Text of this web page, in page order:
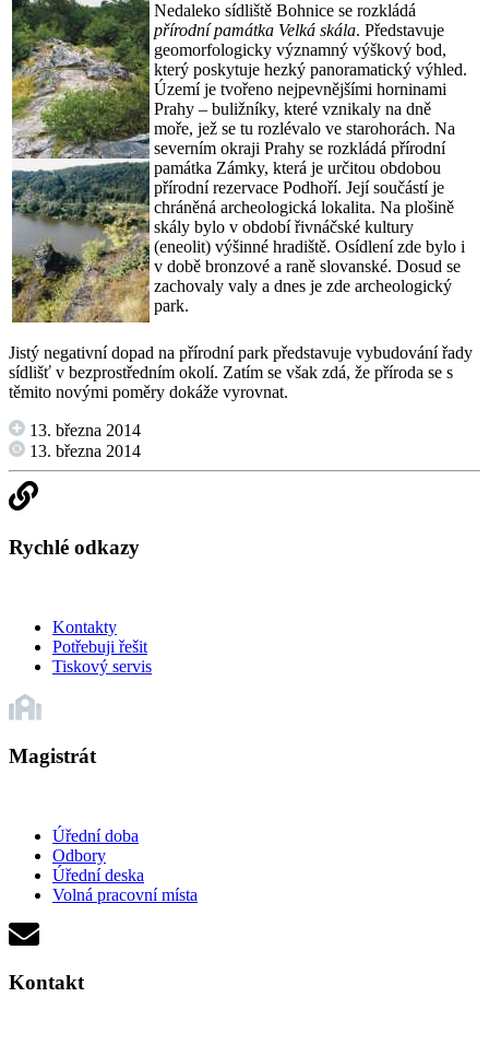
Nedaleko sídliště Bohnice se rozkládá
přírodní památka Velká skála. Představuje
geomorfologicky významný výškový bod,
který poskytuje hezký panoramatický výhled.
Území je tvořeno nejpevnějšími horninami
Prahy – buližníky, které vznikaly na dně
moře, jež se tu rozlévalo ve starohorách. Na
severním okraji Prahy se rozkládá přírodní
památka Zámky, která je určitou obdobou
přírodní rezervace Podhoří. Její součástí je
chráněná archeologická lokalita. Na plošině
skály bylo v období řivnáčské kultury
(eneolit) výšinné hradiště. Osídlení zde bylo i
v době bronzové a raně slovanské. Dosud se
zachovaly valy a dnes je zde archeologický
park.
Jistý negativní dopad na přírodní park představuje vybudování řady
sídlišť v bezprostředním okolí. Zatím se však zdá, že příroda se s
těmito novými poměry dokáže vyrovnat.
13. března 2014
13. března 2014
Rychlé odkazy
Kontakty
Potřebuji řešit
Tiskový servis
Magistrát
Úřední doba
Odbory
Úřední deska
Volná pracovní místa
Kontakt